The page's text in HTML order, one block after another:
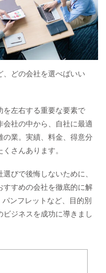
、どの会社を選べばいい
を左右する重要な要素で
社の中から、自社に最適
の業。実績、料金、得意分
さんあります。
びで後悔しないために、
すすめの会社を徹底的に解
ンフレットなど、目的別
ジネスを成功に導きまし